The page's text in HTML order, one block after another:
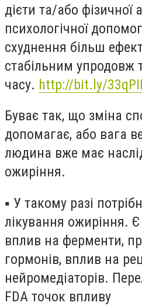
дієти та/або фізичної
психологічної
схуднення більш
стабільним упродовж
часу. http://bit.ly/
Буває так, що зміна
допомагає, або вага
людина вже має
ожиріння.
▪️ У такому разі
лікування ожиріння.
вплив на ферменти,
гормонів, вплив на
нейромедіаторів.
FDA точок впливу